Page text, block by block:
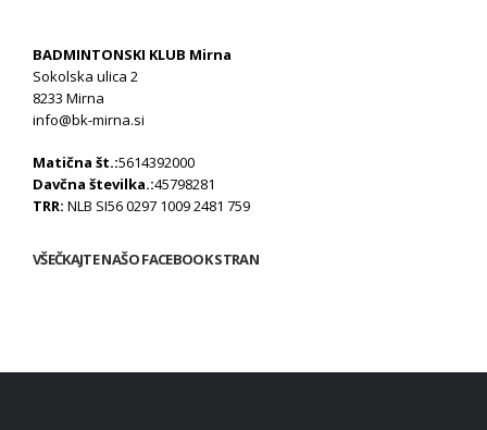
BADMINTONSKI KLUB Mirna
Sokolska ulica 2
8233 Mirna
info@bk-mirna.si
Matična št.:5614392000
Davčna številka.:45798281
TRR: NLB SI56 0297 1009 2481 759
VŠEČKAJTE NAŠO FACEBOOK STRAN